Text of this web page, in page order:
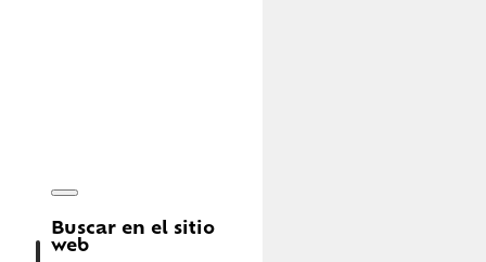
Buscar en el sitio
web